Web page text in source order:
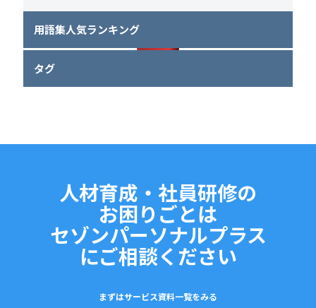
用語集人気ランキング
タグ
人材育成・社員研修の
お困りごとは
セゾンパーソナルプラス
にご相談ください
まずはサービス資料一覧をみる